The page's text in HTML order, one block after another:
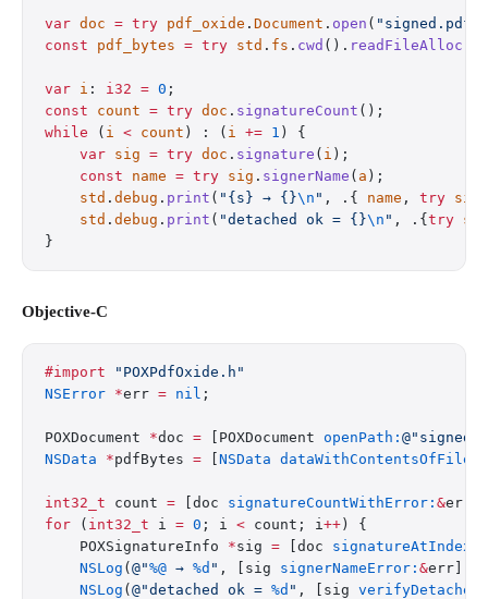
var doc = try pdf_oxide . Document . open ( "signed.pdf"
const pdf_bytes = try std . fs . cwd (). readFileAlloc
var i : i32 = 0 ;
const count = try doc . signatureCount ();
while ( i < count ) : ( i += 1 ) {
    var
sig = try doc . signature ( i );
    const
name = try sig . signerName ( a );
    std
. debug . print ( "{s} → {}\n " , .{ name , try sig
    std
. debug . print ( "detached ok = {}\n " , .{ try sig
}
Objective-C
#import "POXPdfOxide.h"
NSError *err = nil ;
POXDocument *doc = [POXDocument openPath:
NSData *pdfBytes = NSData dataWithContentsOfFile:
int32_t count = [doc signatureCountWithError: &err];
for ( int32_t i = 0 ; i < count; i++ ) {
    POXSignatureInfo
*sig = [doc signatureAtIndex:
    NSLog
( @"%@ → %d " , [sig signerNameError: &err],
    NSLog
( @"detached ok = %d " , [sig verifyDetached: